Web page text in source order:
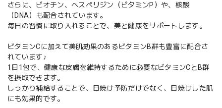
さらに、ビオチン、ヘスペリジン（ビタミンP）や、核酸
（DNA）も配合されています。
毎日の習慣に取り入れることで、美と健康をサポートします。
ビタミンCに加えて美肌効果のあるビタミンB群も豊富に配合さ
れています♪
1日1包で、健康な皮膚を維持するために必要なビタミンCとB群
を摂取できます。
しっかり補給することで、日焼け予防だけでなく、日焼けした肌
にも効果的です。